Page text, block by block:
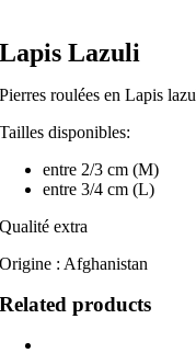
Lapis Lazuli
Pierres roulées en Lapis
Tailles disponibles:
entre 2/3 cm (M)
entre 3/4 cm (L)
Qualité extra
Origine : Afghanistan
Related products